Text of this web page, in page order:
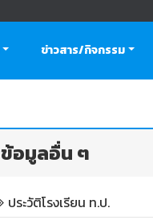
ข่าวสาร/กิจกรรม
ข้อมูลอื่น ๆ
ประวัติโรงเรียน ท.ป.